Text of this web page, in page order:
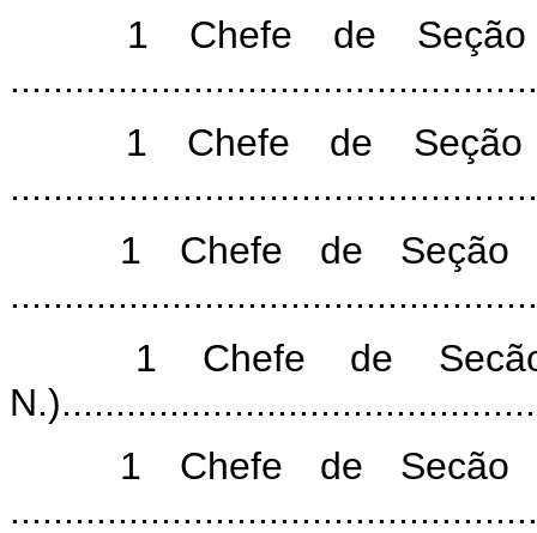
1 Chefe de
1 Chefe de
1 Chefe de
1 Chefe de
1 Chefe de